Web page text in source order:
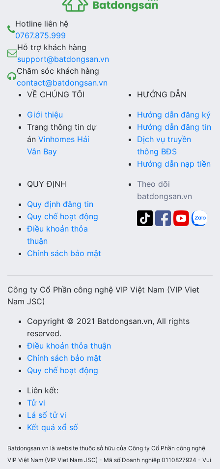
Hotline liên hệ
0767.875.999
Hỗ trợ khách hàng
support@batdongsan.vn
Chăm sóc khách hàng
contact@batdongsan.vn
VỀ CHÚNG TÔI
Giới thiệu
Trang thông tin dự
án Vinhomes Hải
Vân Bay
HƯỚNG DẪN
Hướng dẫn đăng ký
Hướng dẫn đăng tin
Dịch vụ truyền
thông BĐS
Hướng dẫn nạp tiền
QUY ĐỊNH
Quy định đăng tin
Quy chế hoạt động
Điều khoản thỏa
thuận
Chính sách bảo mật
Theo dõi
batdongsan.vn
Công ty Cổ Phần công nghệ VIP Việt Nam (VIP Viet
Nam JSC)
Copyright © 2021 Batdongsan.vn, All rights
reserved.
Điều khoản thỏa thuận
Chính sách bảo mật
Quy chế hoạt động
Liên kết:
Tử vi
Lá số tử vi
Kết quả xổ số
Batdongsan.vn là website thuộc sở hữu của Công ty Cổ Phần công nghệ
VIP Việt Nam (VIP Viet Nam JSC) - Mã số Doanh nghiệp 0110827924 - Vui